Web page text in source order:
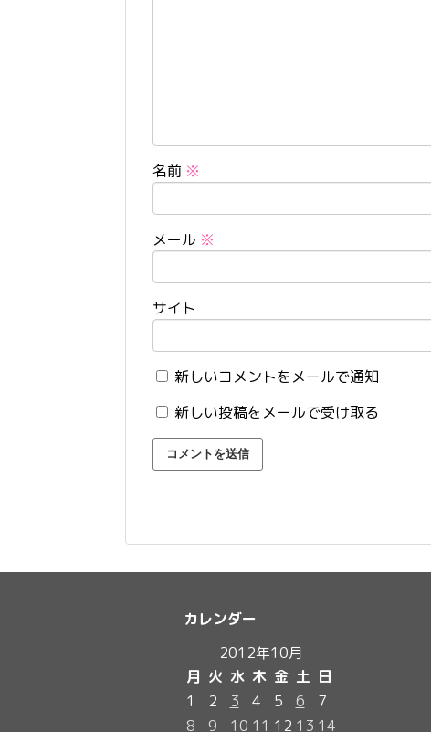
名前 ※
メール ※
サイト
新しいコメントをメールで通知
新しい投稿をメールで受け取る
カレンダー
2012年10月
月 火 水 木 金 土 日
1
2 3 4 5 6
7
8
9 10 11 12 13 14